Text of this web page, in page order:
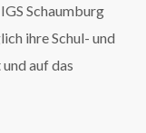
Schaumburg
ihre Schul- und
auf das